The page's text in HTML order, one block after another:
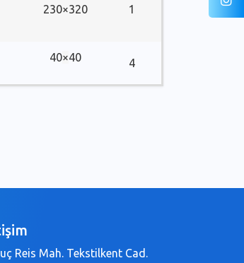
230×320 1
40×40 4
Reis Mah. Tekstilkent Cad.